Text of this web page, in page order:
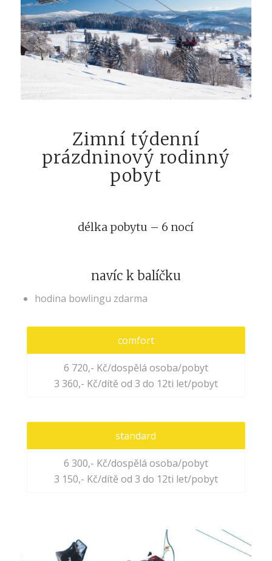
Zimní týdenní
prázdninový rodinný
pobyt
délka pobytu – 6 nocí
navíc k balíčku
hodina bowlingu zdarma
comfort
6 720,- Kč/dospělá osoba/pobyt
3 360,- Kč/dítě od 3 do 12ti let/pobyt
standard
6 300,- Kč/dospělá osoba/pobyt
3 150,- Kč/dítě od 3 do 12ti let/pobyt